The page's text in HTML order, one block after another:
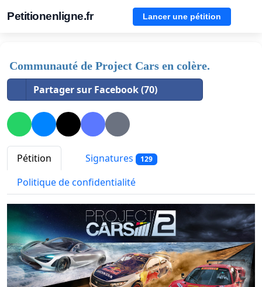
Petitionenligne.fr Lancer une pétition
Communauté de Project Cars en colère.
Partager sur Facebook (70)
Pétition Signatures 129
Politique de confidentialité